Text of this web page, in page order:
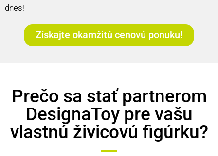
dnes!
Získajte okamžitú cenovú ponuku!
Prečo sa stať partnerom
DesignaToy pre vašu
vlastnú živicovú figúrku?